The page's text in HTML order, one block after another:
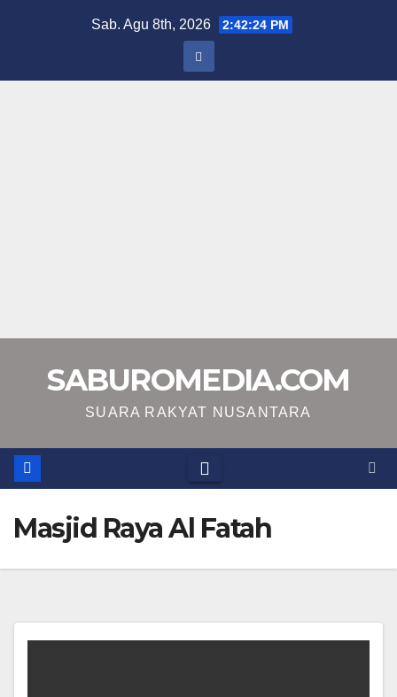
Sab. Agu 8th, 2026 2:42:25 PM
SABUROMEDIA.COM
SUARA RAKYAT NUSANTARA
Masjid Raya Al Fatah